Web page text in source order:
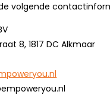
volgende
8, 1817 DC Alkmaar
empoweryou.nl